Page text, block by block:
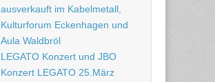
ausverkauft im Kabelmetall,
Kulturforum Eckenhagen und
Aula Waldbröl
LEGATO Konzert und JBO
Konzert LEGATO 25.März